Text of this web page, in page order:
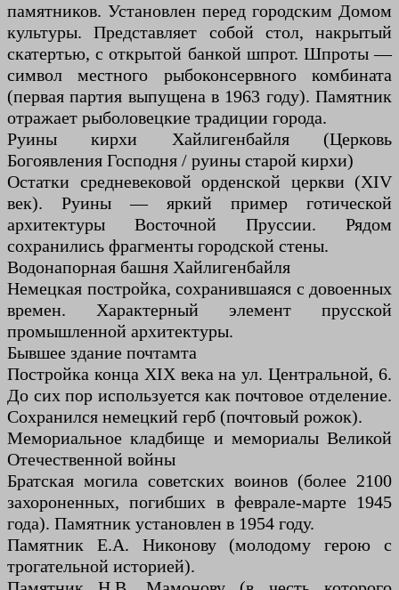
памятников. Установлен перед городским Домом
культуры. Представляет собой стол, накрытый
скатертью, с открытой банкой шпрот. Шпроты —
символ местного рыбоконсервного комбината
(первая партия выпущена в 1963 году). Памятник
отражает рыболовецкие традиции города.
Руины кирхи Хайлигенбайля (Церковь
Богоявления Господня / руины старой кирхи)
Остатки средневековой орденской церкви (XIV
век). Руины — яркий пример готической
архитектуры Восточной Пруссии. Рядом
сохранились фрагменты городской стены.
Водонапорная башня Хайлигенбайля
Немецкая постройка, сохранившаяся с довоенных
времен. Характерный элемент прусской
промышленной архитектуры.
Бывшее здание почтамта
Постройка конца XIX века на ул. Центральной, 6.
До сих пор используется как почтовое отделение.
Сохранился немецкий герб (почтовый рожок).
Мемориальное кладбище и мемориалы Великой
Отечественной войны
Братская могила советских воинов (более 2100
захороненных, погибших в феврале-марте 1945
года). Памятник установлен в 1954 году.
Памятник Е.А. Никонову (молодому герою с
трогательной историей).